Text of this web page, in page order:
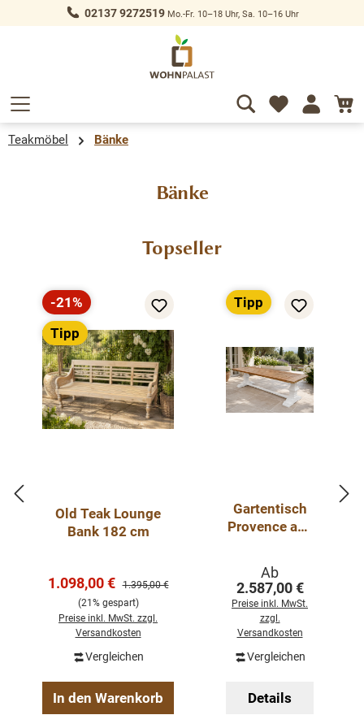
springen 02137 9272519Mo.-Fr. 10–18 Uhr, Sa. 10–16 Uhr
Teakmöbel Bänke
Bänke
Produktgalerie überspringen
Topseller
Rabatt
-21%
Tipp
Old Teak Lounge
Bank 182 cm
Verkaufspreis:
1.098,00 € Regulärer Preis:
1.395,00 €
(21% gespart)
Preise inkl. MwSt. zzgl.
Versandkosten
Vergleichen
In den Warenkorb
Tipp
Gartentisch
Provence aus
Teakholz –
massiver
Klostertisch
für den
Außenbereic
h Kopie
Regulärer Preis:
Ab
2.587,00 €
Preise inkl. MwSt.
zzgl.
Versandkosten
Vergleichen
Details